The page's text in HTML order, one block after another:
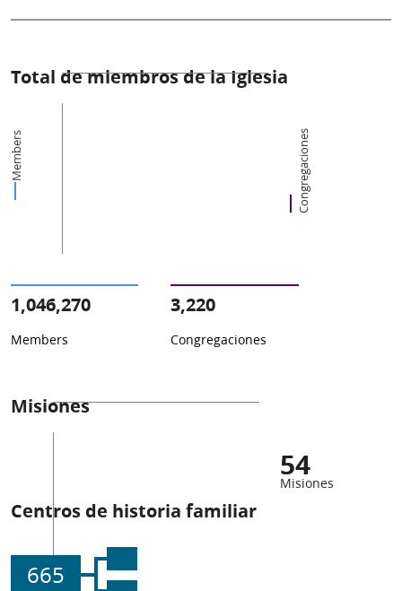
Total de miembros de la Iglesia
Members Congregaciones
1,046,270
Members
3,220
Congregaciones
Misiones
54
Misiones
Centros de historia familiar
665